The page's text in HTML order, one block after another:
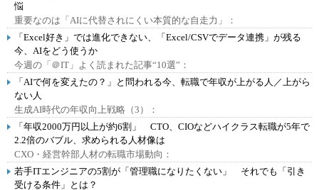
悩
重要なのは「AIに代替されにくい本質的な自走力」：
「Excel好き」では進化できない、「Excel/CSVでデータ連携」が残る
今、AIをどう使うか
今週の「＠IT」よく読まれた記事“10選”：
「AIで何を変えたの？」と問われる今、転職で年収が上がる人／上がら
ない人
生成AI時代の年収向上戦略（3）：
「年収2000万円以上が約6割」 CTO、CIOなどハイクラス転職が5年で
2.2倍のバブル、求められる人材像は
CXO・経営幹部人材の転職市場動向：
若手ITエンジニアの5割が「管理職になりたくない」 それでも「引き
受ける条件」とは？